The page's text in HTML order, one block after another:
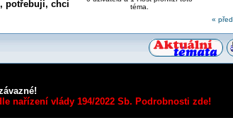
potřebuji, chci
téma.
«
nařízení vlády 194/2022 Sb. Podrobnosti zde!